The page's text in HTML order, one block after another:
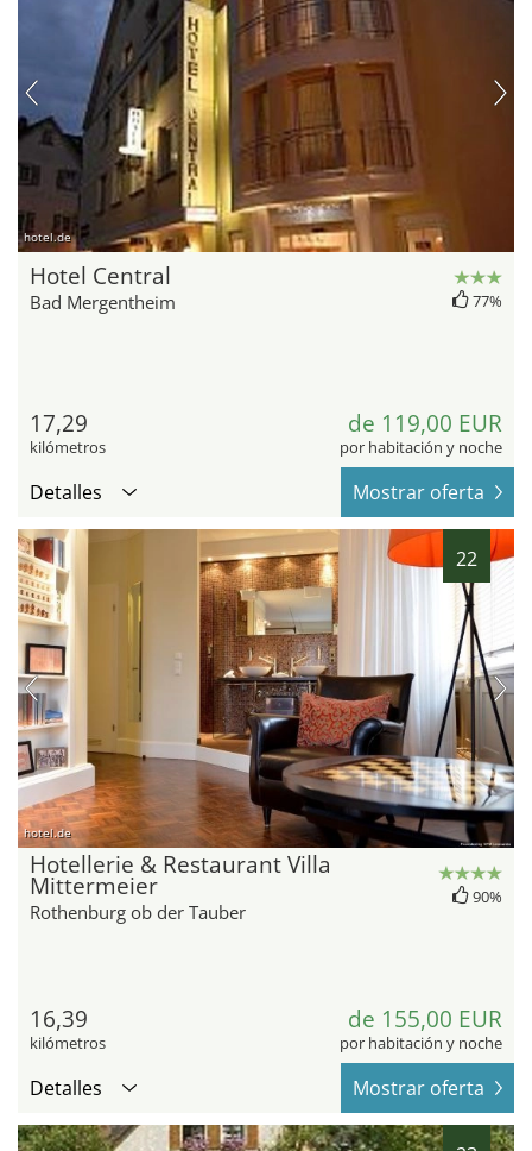
hotel.de
Hotel Central
Bad Mergentheim 77%
17,29
kilómetros
de 119,00 EUR
por habitación y noche
Detalles Mostrar oferta
22
hotel.de
Hotellerie & Restaurant Villa
Mittermeier
Rothenburg ob der Tauber
90%
16,39
kilómetros
de 155,00 EUR
por habitación y noche
Detalles Mostrar oferta